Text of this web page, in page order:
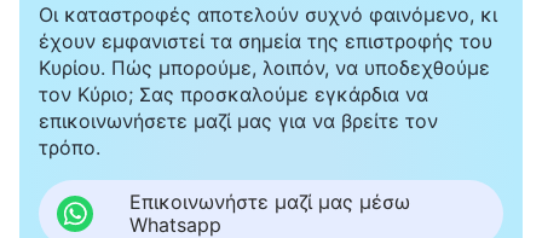
Οι καταστροφές αποτελούν συχνό φαινόμενο, κι
έχουν εμφανιστεί τα σημεία της επιστροφής του
Κυρίου. Πώς μπορούμε, λοιπόν, να υποδεχθούμε
τον Κύριο; Σας προσκαλούμε εγκάρδια να
επικοινωνήσετε μαζί μας για να βρείτε τον
τρόπο.
Επικοινωνήστε μαζί μας μέσω
Whatsapp